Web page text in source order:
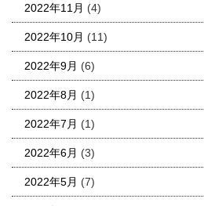
2022年11月 (4)
2022年10月 (11)
2022年9月 (6)
2022年8月 (1)
2022年7月 (1)
2022年6月 (3)
2022年5月 (7)